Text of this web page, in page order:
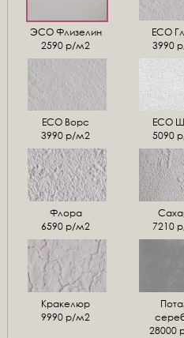
ЭСО Флизелин
2590 р/м2
ЕСО
3990
ЕСО Ворс
3990 р/м2
ЕСО
5090
Флора
6590 р/м2
7210
Кракелюр
9990 р/м2
28000